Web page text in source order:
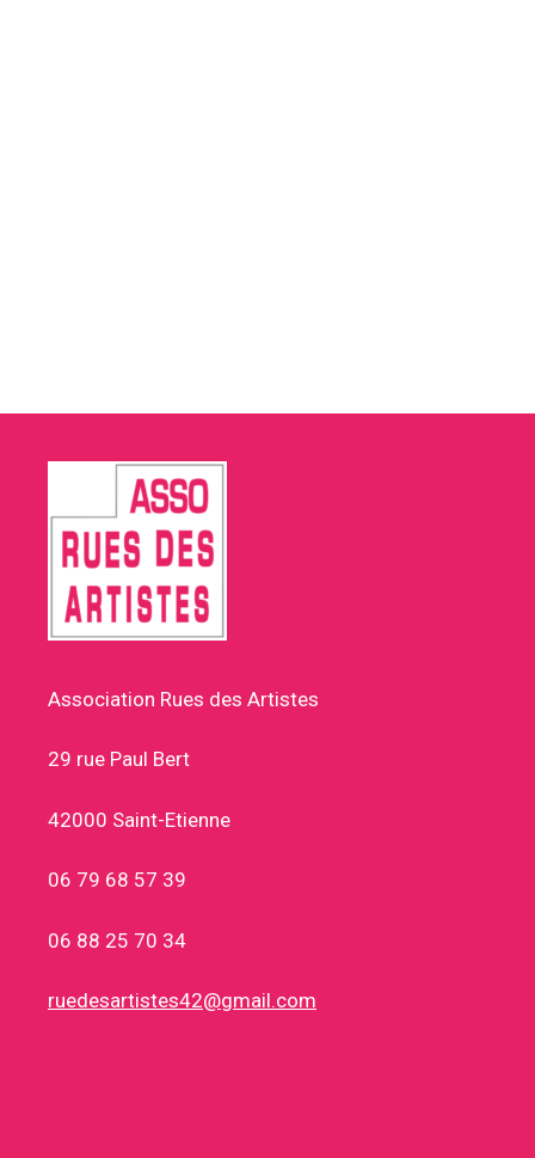
Association Rues des Artistes
29 rue Paul Bert
42000 Saint-Etienne
06 79 68 57 39
06 88 25 70 34
ruedesartistes42@gmail.com